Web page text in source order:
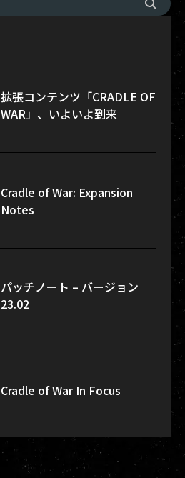
拡張コンテンツ「CRADLE OF
WAR」、いよいよ到来
Cradle of War: Expansion
Notes
パッチノート – バージョン
23.02
Cradle of War In Focus